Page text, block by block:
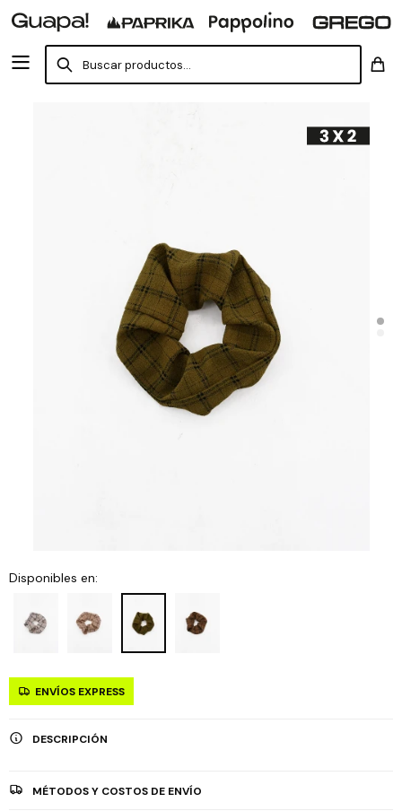
Disponibles en:
ENVÍOS EXPRESS
DESCRIPCIÓN
MÉTODOS Y COSTOS DE ENVÍO